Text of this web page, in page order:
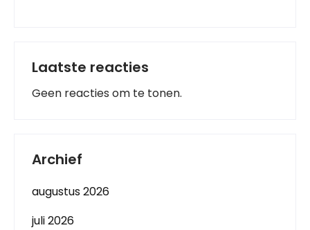
Laatste reacties
Geen reacties om te tonen.
Archief
augustus 2026
juli 2026